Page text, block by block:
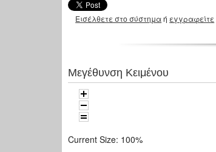
Εισέλθετε στο σύστημαή εγγραφείτε
Μεγέθυνση Κειμένου
Current Size: 100%